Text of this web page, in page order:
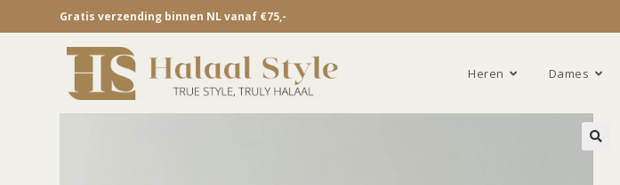
Gratis verzending binnen NL vanaf €75,-
Heren Dames